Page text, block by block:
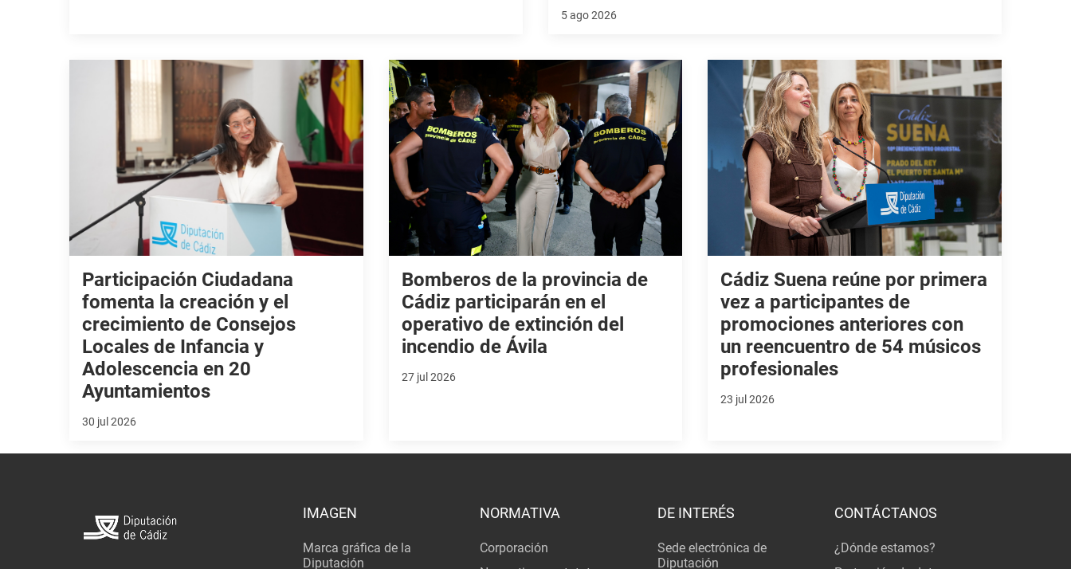
5 ago 2026
Participación Ciudadana
fomenta la creación y el
crecimiento de Consejos
Locales de Infancia y
Adolescencia en 20
Ayuntamientos
30 jul 2026
Bomberos de la provincia de
Cádiz participarán en el
operativo de extinción del
incendio de Ávila
27 jul 2026
Cádiz Suena reúne por primera
vez a participantes de
promociones anteriores con
un reencuentro de 54 músicos
profesionales
23 jul 2026
IMAGEN
Marca gráfica de la
Diputación
NORMATIVA
Corporación
DE INTERÉS
Sede electrónica de
Diputación
CONTÁCTANOS
¿Dónde estamos?